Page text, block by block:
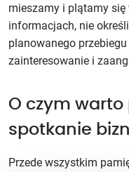
mieszamy i plątamy
informacjach, nie
planowanego
zainteresowanie i
O czym
spotkanie
Przede wszystkim